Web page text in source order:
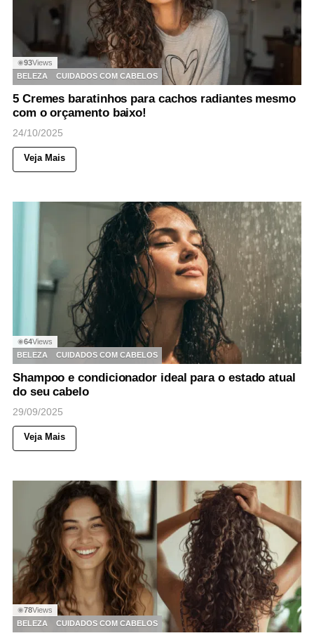
◉93Views
BELEZA
CUIDADOS COM CABELOS
5 Cremes baratinhos para cachos radiantes mesmo
com o orçamento baixo!
24/10/2025
Veja Mais
◉64Views
BELEZA
CUIDADOS COM CABELOS
Shampoo e condicionador ideal para o estado atual
do seu cabelo
29/09/2025
Veja Mais
◉78Views
BELEZA
CUIDADOS COM CABELOS